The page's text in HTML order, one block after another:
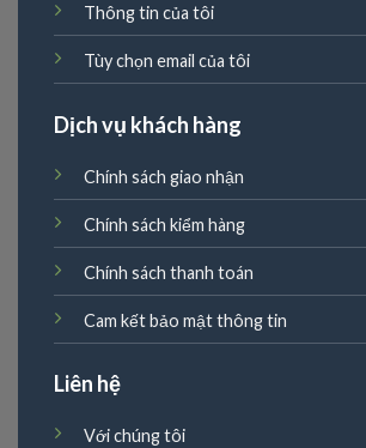
Thông tin của tôi
Tùy chọn email của tôi
Dịch vụ khách hàng
Chính sách giao nhận
Chính sách kiểm hàng
Chính sách thanh toán
Cam kết bảo mật thông tin
Liên hệ
Với chúng tôi